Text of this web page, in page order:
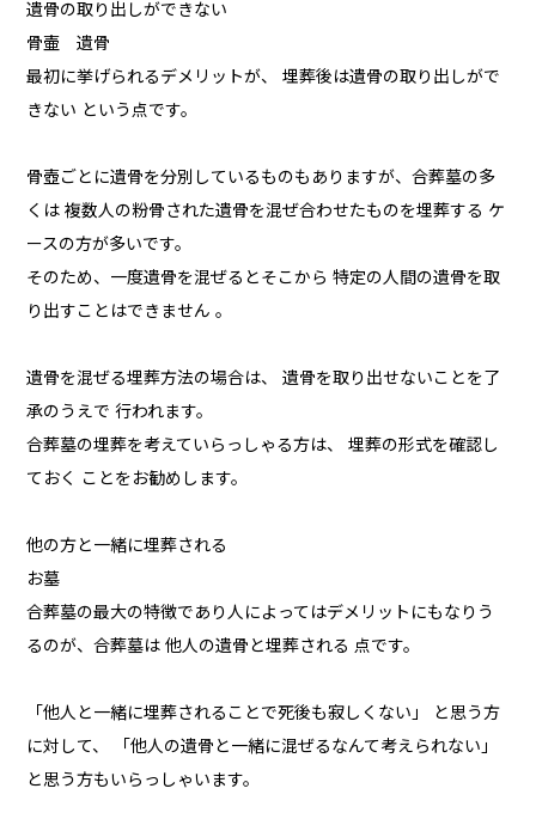
遺骨の取り出しができない
骨壷 遺骨
最初に挙げられるデメリットが、 埋葬後は遺骨の取り出しがで
きない という点です。
骨壺ごとに遺骨を分別しているものもありますが、合葬墓の多
くは 複数人の粉骨された遺骨を混ぜ合わせたものを埋葬する ケ
ースの方が多いです。
そのため、一度遺骨を混ぜるとそこから 特定の人間の遺骨を取
り出すことはできません 。
遺骨を混ぜる埋葬方法の場合は、 遺骨を取り出せないことを了
承のうえで 行われます。
合葬墓の埋葬を考えていらっしゃる方は、 埋葬の形式を確認し
ておく ことをお勧めします。
他の方と一緒に埋葬される
お墓
合葬墓の最大の特徴であり人によってはデメリットにもなりう
るのが、合葬墓は 他人の遺骨と埋葬される 点です。
「他人と一緒に埋葬されることで死後も寂しくない」 と思う方
に対して、 「他人の遺骨と一緒に混ぜるなんて考えられない」
と思う方もいらっしゃいます。